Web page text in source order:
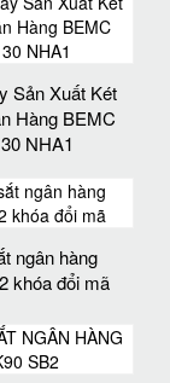
Sản Xuất Két
Hàng BEMC
NHA1
ngân hàng
khóa đổi mã